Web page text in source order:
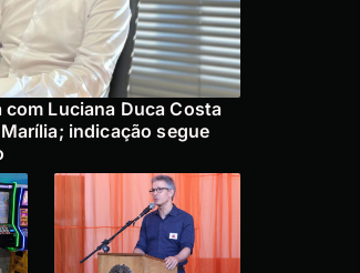
com Luciana Duca Costa
indicação segue